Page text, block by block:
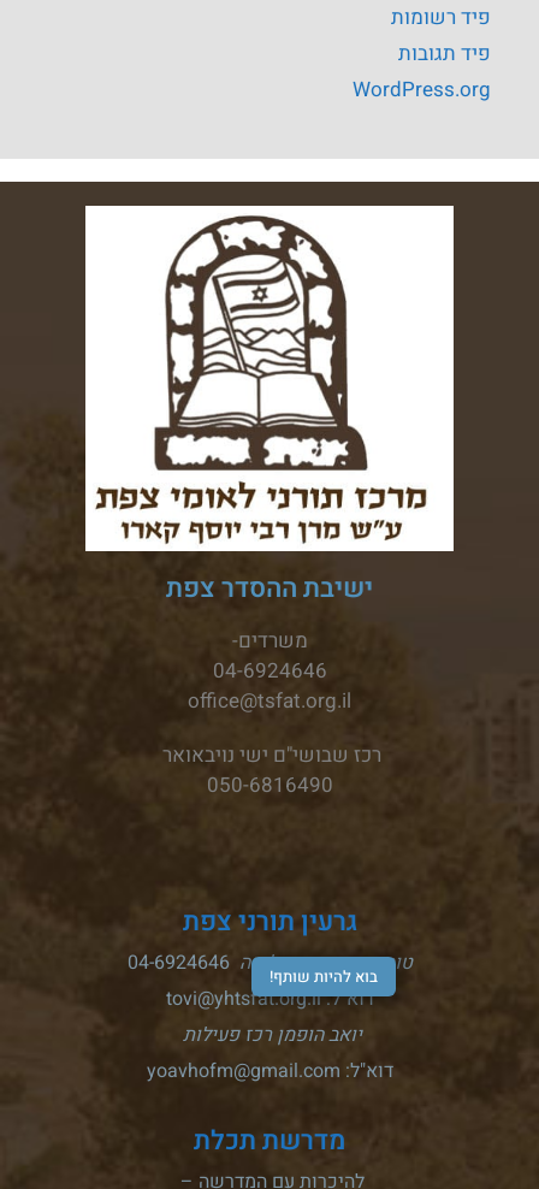
בוא להיות שותף!
פיד רשומות
פיד תגובות
WordPress.org
ישיבת ההסדר צפת
משרדים-
04-6924646
office@tsfat.org.il
רכז שבושי"ם ישי נויבאואר
050-6816490
גרעין תורני צפת
טובי גדות רכזת קליטה
דוא"ל: tovi@yhtsfat.org.il
יואב הופמן רכז פעילות
דוא"ל: yoavhofm@gmail.com
מדרשת תכלת
להיכרות עם המדרשה –